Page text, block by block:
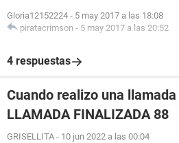
Gloria12152224 - 5 may 2017 a las 18:08
piratacrimson - 5 may 2017 a las 20:52
4 respuestas
Cuando realizo una
LLAMADA FINALIZADA 88
GRISELLITA - 10 jun 2022 a las 00:04